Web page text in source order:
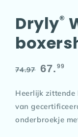
Dryly®
Normale
74.97 67. 99
Heerlijk
van
onderbroekje